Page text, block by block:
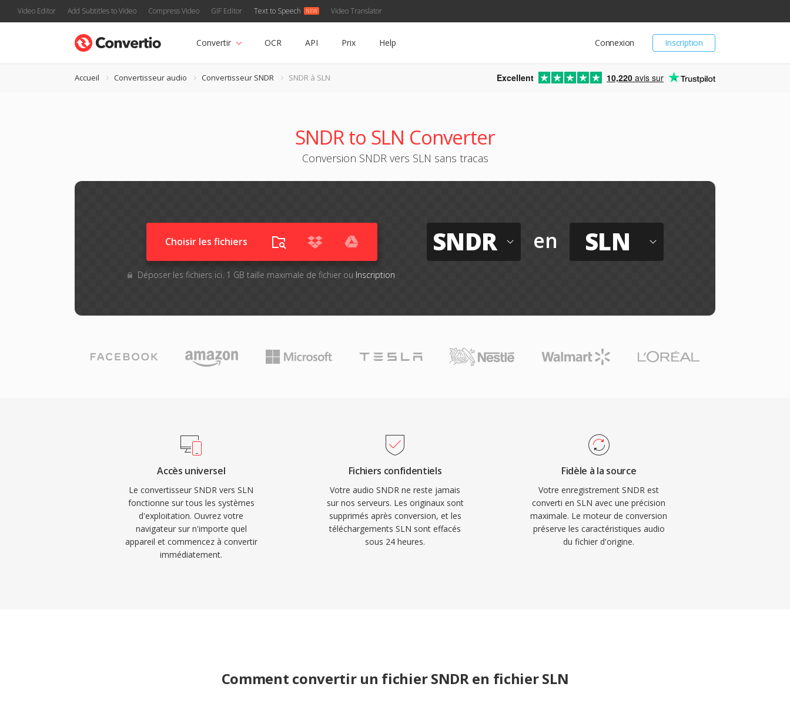
Video Editor Add Subtitles to Video Compress Video GIF Editor Text to Speech Video Translator
Inscription
Connexion
Convertir OCR API Prix Help
Accueil Convertisseur audio Convertisseur SNDR SNDR à SLN Excellent 10,220 avis sur
SNDR to SLN Converter
Conversion SNDR vers SLN sans tracas
Choisir les fichiers
Déposer les fichiers ici. 1 GB taille maximale de fichier ou Inscription
SNDR en SLN
Accès universel
Le convertisseur SNDR vers SLN
fonctionne sur tous les systèmes
d'exploitation. Ouvrez votre
navigateur sur n'importe quel
appareil et commencez à convertir
immédiatement.
Fichiers confidentiels
Votre audio SNDR ne reste jamais
sur nos serveurs. Les originaux sont
supprimés après conversion, et les
téléchargements SLN sont effacés
sous 24 heures.
Fidèle à la source
Votre enregistrement SNDR est
converti en SLN avec une précision
maximale. Le moteur de conversion
préserve les caractéristiques audio
du fichier d'origine.
Comment convertir un fichier SNDR en fichier SLN